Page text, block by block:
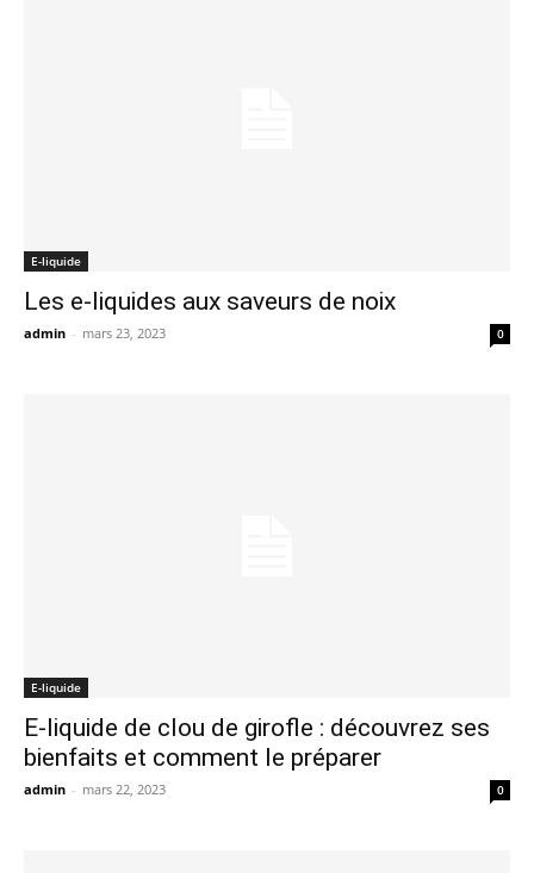
E-liquide
Les e-liquides aux saveurs de noix
admin - mars 23, 2023 0
E-liquide
E-liquide de clou de girofle : découvrez ses
bienfaits et comment le préparer
admin - mars 22, 2023 0